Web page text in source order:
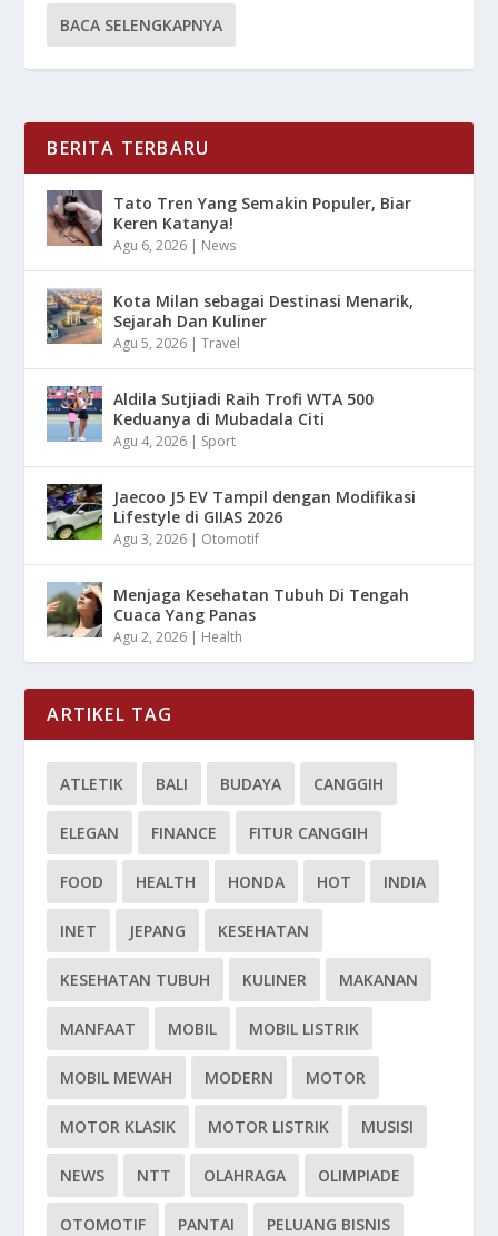
BACA SELENGKAPNYA
BERITA TERBARU
Tato Tren Yang Semakin Populer, Biar
Keren Katanya!
Agu 6, 2026 | News
Kota Milan sebagai Destinasi Menarik,
Sejarah Dan Kuliner
Agu 5, 2026 |Travel
Aldila Sutjiadi Raih Trofi WTA 500
Keduanya di Mubadala Citi
Agu 4, 2026 | Sport
Jaecoo J5 EV Tampil dengan Modifikasi
Lifestyle di GIIAS 2026
Agu 3, 2026 | Otomotif
Menjaga Kesehatan Tubuh Di Tengah
Cuaca Yang Panas
Agu 2, 2026 | Health
ARTIKEL TAG
ATLETIK BALI BUDAYA CANGGIH
ELEGAN FINANCE FITUR CANGGIH
FOOD HEALTH HONDA HOT INDIA
INET JEPANG KESEHATAN
KESEHATAN TUBUH KULINER MAKANAN
MANFAAT MOBIL MOBIL LISTRIK
MOBIL MEWAH MODERN MOTOR
MOTOR KLASIK MOTOR LISTRIK MUSISI
NEWS NTT OLAHRAGA OLIMPIADE
OTOMOTIF PANTAI PELUANG BISNIS